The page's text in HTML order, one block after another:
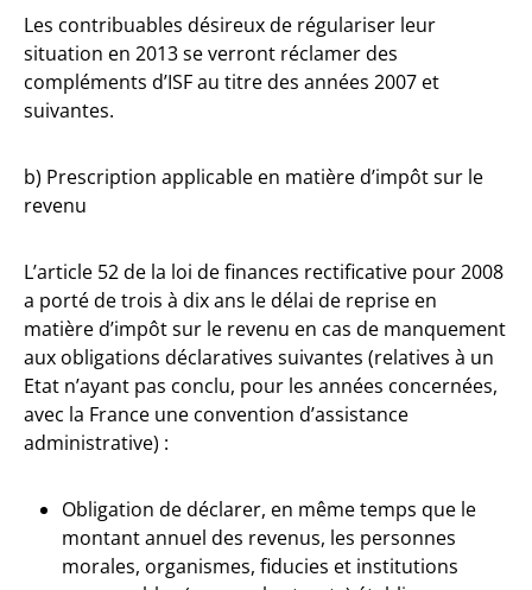
Les contribuables désireux de régulariser leur
situation en 2013 se verront réclamer des
compléments d’ISF au titre des années 2007 et
suivantes.
b) Prescription applicable en matière d’impôt sur le
revenu
L’article 52 de la loi de finances rectificative pour 2008
a porté de trois à dix ans le délai de reprise en
matière d’impôt sur le revenu en cas de manquement
aux obligations déclaratives suivantes (relatives à un
Etat n’ayant pas conclu, pour les années concernées,
avec la France une convention d’assistance
administrative) :
Obligation de déclarer, en même temps que le
montant annuel des revenus, les personnes
morales, organismes, fiducies et institutions